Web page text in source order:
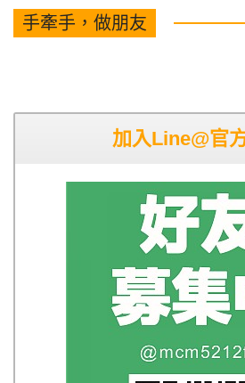
手牽手，做朋友
加入Line@官